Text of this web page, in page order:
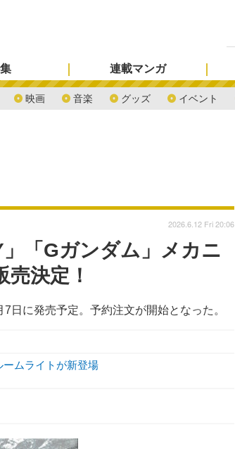
映画 音楽 グッズ イベント
連載マンガ
」「Gガンダム」メカニ
決定！
日に発売予定。予約注文が開始となった。
2026.6.12 Fri 20:06
ムライトが新登場